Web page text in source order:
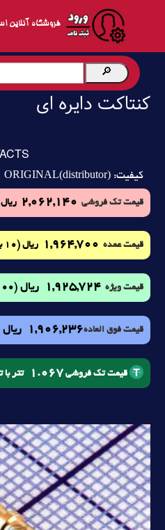
فروشگاه آنلاین
کنتاکت دایره ای
کیفیت: ORIGINAL(distributor)
قیمت تک فروشی 2,062,140 ریال
قیمت عمده 1,964,700 ریال (10 به بالا)
قیمت ویژه 1,925,724 ریال (100 به بالا)
قیمت فوق العاده1,906,236 ریال
قیمت تک فروشی 1.067 تتر